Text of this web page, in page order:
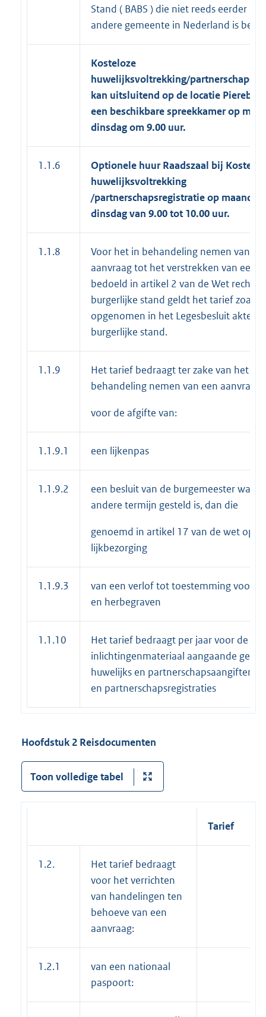
Stand ( BABS ) die niet reeds eerder in
andere gemeente in Nederland is
Kosteloze
huwelijksvoltrekking/
kan uitsluitend op de locatie
een beschikbare spreekkamer op
dinsdag om 9.00 uur.
1.1.6
Optionele huur Raadszaal bij
huwelijksvoltrekking
/partnerschapsregistratie op maandag
dinsdag van 9.00 tot 10.00 uur.
1.1.8
Voor het in behandeling nemen van
aanvraag tot het verstrekken van een
bedoeld in artikel 2 van de Wet rechten
burgerlijke stand geldt het tarief zoals
opgenomen in het Legesbesluit akten
burgerlijke stand.
1.1.9
Het tarief bedraagt ter zake van het in
behandeling nemen van een aanvraag
voor de afgifte van:
1.1.9.1 een lijkenpas
1.1.9.2
een besluit van de burgemeester
andere termijn gesteld is, dan die
genoemd in artikel 17 van de wet op
lijkbezorging
1.1.9.3
van een verlof tot toestemming voor
en herbegraven
1.1.10
Het tarief bedraagt per jaar voor de
inlichtingenmateriaal aangaande
huwelijks en partnerschapsaangiften,
en partnerschapsregistraties
Hoofdstuk 2 Reisdocumenten
Toon volledige tabel
Tarief
1.2.
Het tarief bedraagt
voor het verrichten
van handelingen ten
behoeve van een
aanvraag:
1.2.1
van een nationaal
paspoort: